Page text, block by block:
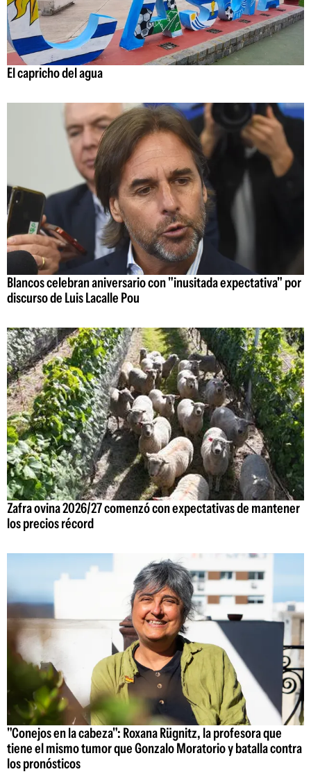
El capricho del agua
Blancos celebran aniversario con "inusitada expectativa" por
discurso de Luis Lacalle Pou
Zafra ovina 2026/27 comenzó con expectativas de mantener
los precios récord
"Conejos en la cabeza": Roxana Rügnitz, la profesora que
tiene el mismo tumor que Gonzalo Moratorio y batalla contra
los pronósticos